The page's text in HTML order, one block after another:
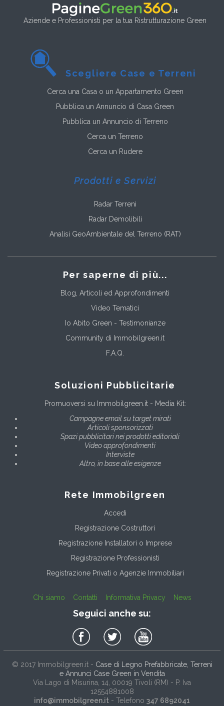
Aziende e Professionisti per la tua Ristrutturazione Green
Scegliere Case e Terreni
Cerca una Casa o un Appartamento Green
Pubblica un Annuncio di Casa Green
Pubblica un Annuncio di Terreno
Cerca un Terreno
Cerca un Rudere
Prodotti e Servizi
Radar Terreni
Radar Demolibili
Analisi GeoAmbientale del Terreno (RAT)
Per saperne di più...
Blog, Articoli ed Approfondimenti
Video Tematici
Io Abito Green - Testimonianze
Community di Immobilgreen.it
F.A.Q.
Soluzioni Pubblicitarie
Promuoversi su Immobilgreen.it - Media Kit:
Campagne email su target mirati
Articoli sponsorizzati
Spazi pubblicitari nei prodotti editoriali
Video approfondimenti
Interviste
Altro, in base alle esigenze
Rete Immobilgreen
Accedi
Registrazione Costruttori
Registrazione Installatori o Imprese
Registrazione Professionisti
Registrazione Privati o Agenzie Immobiliari
Chi siamo Contatti Informativa Privacy News
Seguici anche su:
© 2017 Immobilgreen.it- Case di Legno Prefabbricate, Terreni
e Annunci Case Green in Vendita
Via Lago di Misurina, 14 , 00019 Tivoli (RM) - P. Iva
12554881008
info@immobilgreen.it - Telefono 347 6892041